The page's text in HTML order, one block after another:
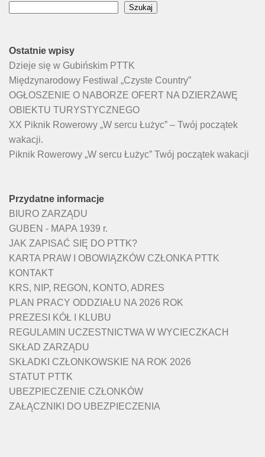
Szukaj
Ostatnie wpisy
Dzieje się w Gubińskim PTTK
Międzynarodowy Festiwal „Czyste Country”
OGŁOSZENIE O NABORZE OFERT NA DZIERŻAWĘ
OBIEKTU TURYSTYCZNEGO
XX Piknik Rowerowy „W sercu Łużyc” – Twój początek
wakacji.
Piknik Rowerowy „W sercu Łużyc” Twój początek wakacji
Przydatne informacje
BIURO ZARZĄDU
GUBEN - MAPA 1939 r.
JAK ZAPISAĆ SIĘ DO PTTK?
KARTA PRAW I OBOWIĄZKÓW CZŁONKA PTTK
KONTAKT
KRS, NIP, REGON, KONTO, ADRES
PLAN PRACY ODDZIAŁU NA 2026 ROK
PREZESI KÓŁ I KLUBU
REGULAMIN UCZESTNICTWA W WYCIECZKACH
SKŁAD ZARZĄDU
SKŁADKI CZŁONKOWSKIE NA ROK 2026
STATUT PTTK
UBEZPIECZENIE CZŁONKÓW
ZAŁĄCZNIKI DO UBEZPIECZENIA